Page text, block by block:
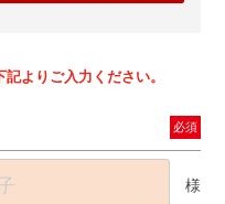
よりご入力ください。
必須
様